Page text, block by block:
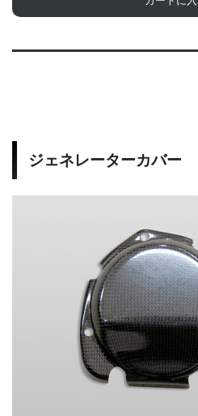
ジェネレーターカバー